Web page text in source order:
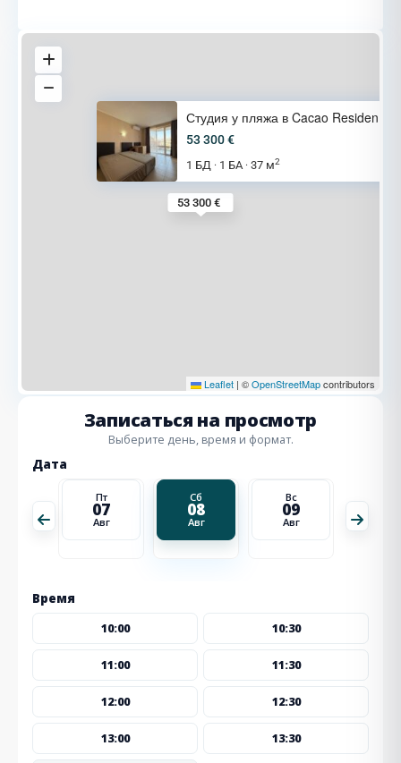
53 300 €
Студия у пляжа в Cacao Residen
53 300 €
1 БД · 1 БА · 37 м2
Leaflet | ©OpenStreetMapcontributors
Записаться на просмотр
Выберите день, время и формат.
Дата
Пт
07
Авг
Сб
08
Авг
Вс
09
Авг
Время
10:00 10:30
11:00 11:30
12:00 12:30
13:00 13:30